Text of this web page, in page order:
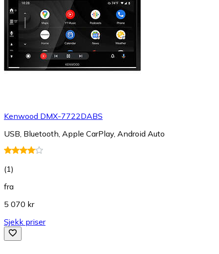
Kenwood DMX-7722DABS
USB, Bluetooth, Apple CarPlay, Android Auto
(1)
fra
5 070 kr
Sjekk priser